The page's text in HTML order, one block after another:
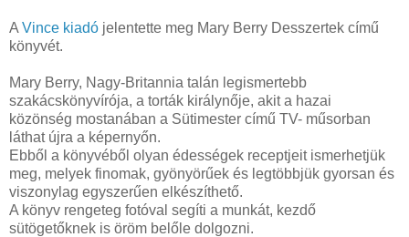
A Vince kiadó jelentette meg Mary Berry Desszertek című
könyvét.
Mary Berry, Nagy-Britannia talán legismertebb
szakácskönyvírója, a torták királynője, akit a hazai
közönség mostanában a Sütimester című TV- műsorban
láthat újra a képernyőn.
Ebből a könyvéből olyan édességek receptjeit ismerhetjük
meg, melyek finomak, gyönyörűek és legtöbbjük gyorsan és
viszonylag egyszerűen elkészíthető.
A könyv rengeteg fotóval segíti a munkát, kezdő
sütögetőknek is öröm belőle dolgozni.